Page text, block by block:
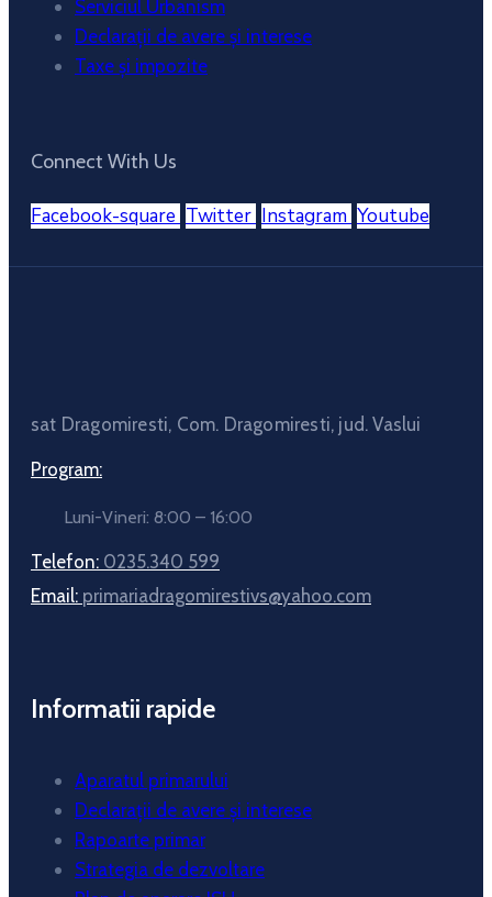
Serviciul Urbanism
Declarații de avere și interese
Taxe și impozite
Connect With Us
Facebook-square Twitter Instagram Youtube
sat Dragomiresti, Com. Dragomiresti, jud. Vaslui
Program:
Luni-Vineri: 8:00 – 16:00
Telefon: 0235.340 599
Email: primariadragomirestivs@yahoo.com
Informatii rapide
Aparatul primarului
Declarații de avere și interese
Rapoarte primar
Strategia de dezvoltare